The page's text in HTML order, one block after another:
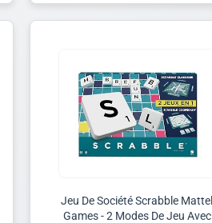
Jeu De Société Scrabble Mattel
Games - 2 Modes De Jeu Avec